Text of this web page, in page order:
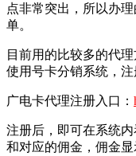
点非常突出，所以办
单。
目前用的比较多的代
使用号卡分销系统，
广电卡代理注册入口：
注册后，即可在系统
和对应的佣金，佣金显